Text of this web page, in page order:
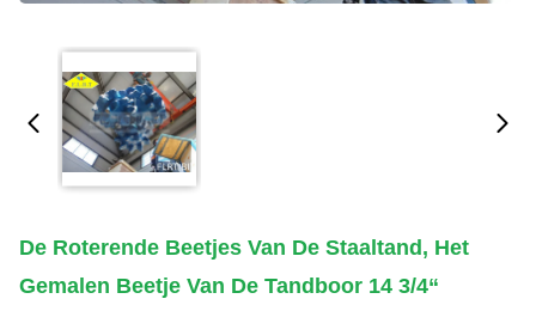
De Roterende Beetjes Van De Staaltand, Het
Gemalen Beetje Van De Tandboor 14 3/4“